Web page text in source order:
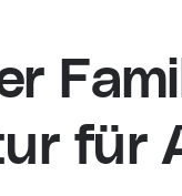
für